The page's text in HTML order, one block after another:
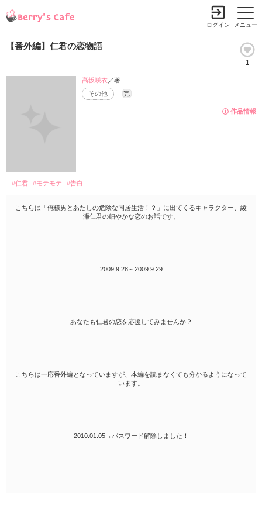
メニュー
ログイン
【番外編】仁君の恋物語
1
作品情報
その他 完
高坂咲衣／著
#仁君 #モテモテ #告白
こちらは「俺様男とあたしの危険な同居生活！？」に出てくるキャラクター、綾
瀬仁君の細やかな恋のお話です。
2009.9.28～2009.9.29
あなたも仁君の恋を応援してみませんか？
こちらは一応番外編となっていますが、本編を読まなくても分かるようになって
います。
2010.01.05→パスワード解除しました！